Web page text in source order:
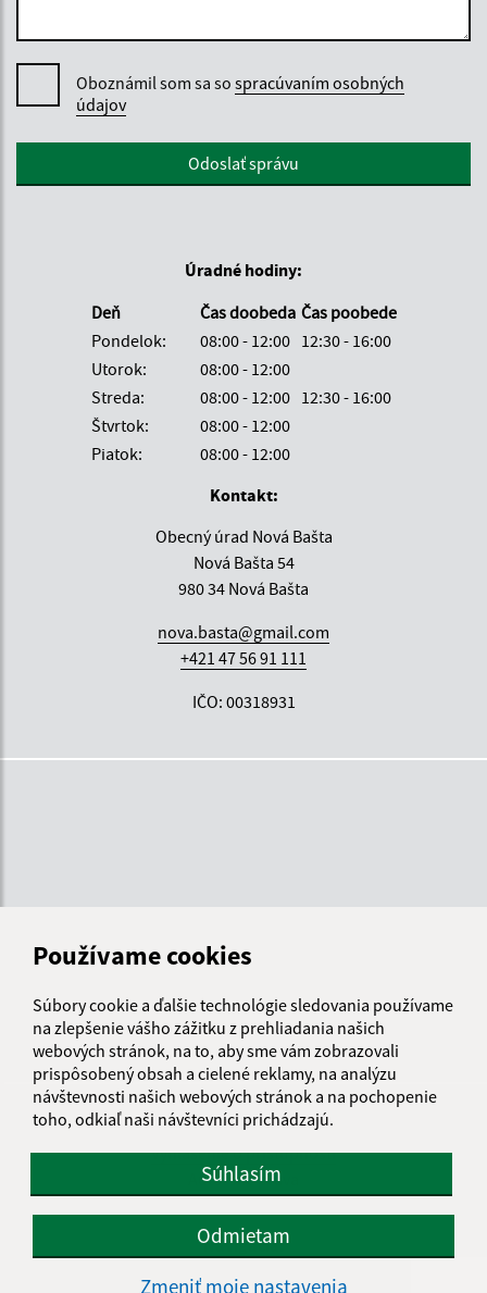
Používame cookies
Súbory cookie a ďalšie technológie sledovania používame
na zlepšenie vášho zážitku z prehliadania našich
webových stránok, na to, aby sme vám zobrazovali
prispôsobený obsah a cielené reklamy, na analýzu
návštevnosti našich webových stránok a na pochopenie
toho, odkiaľ naši návštevníci prichádzajú.
Súhlasím
Odmietam
Zmeniť moje nastavenia
Oboznámil som sa so spracúvaním osobných
údajov
Google reCaptcha ResponseOdoslať správu
Úradné hodiny:
Deň
Čas doobeda Čas poobede
Pondelok:
08:00 - 12:00 12:30 - 16:00
Utorok:
08:00 - 12:00
Streda:
08:00 - 12:00 12:30 - 16:00
Štvrtok:
08:00 - 12:00
Piatok:
08:00 - 12:00
Kontakt:
Obecný úrad Nová Bašta
Nová Bašta 54
980 34 Nová Bašta
nova.basta@gmail.com
+421 47 56 91 111
IČO: 00318931
Informácie o stránke:
Vyhlásenie o prístupnosti
Autorské práva
Navigácia:
Vytlačiť aktuálnu stránku